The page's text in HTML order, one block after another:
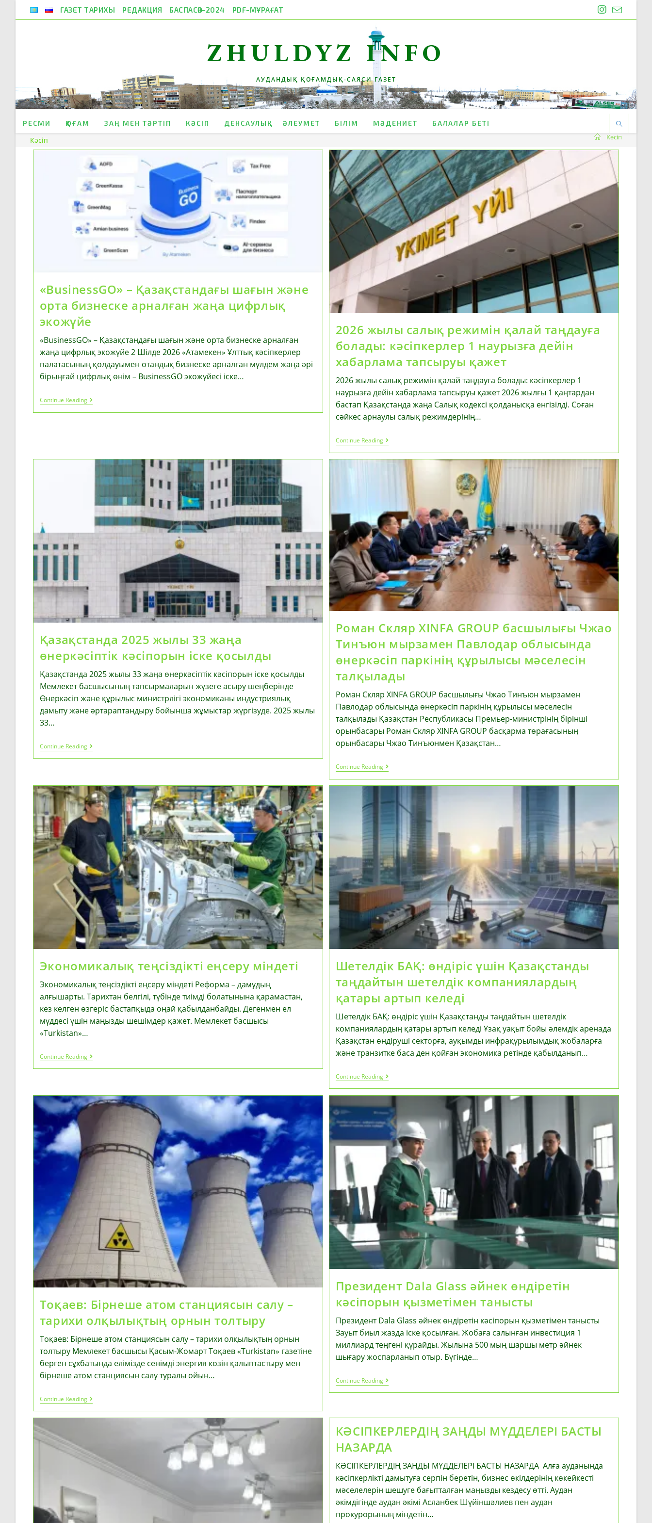
ГАЗЕТ ТАРИХЫ РЕДАКЦИЯ БАСПАСӨЗ-2024 PDF-МҰРАҒАТ
ZHULDYZ INFO
АУДАНДЫҚ ҚОҒАМДЫҚ-САЯСИ ГАЗЕТ
РЕСМИ ҚОҒАМ ЗАҢ МЕН ТӘРТІП КӘСІП ДЕНСАУЛЫҚ ӘЛЕУМЕТ БІЛІМ МӘДЕНИЕТ БАЛАЛАР БЕТІ
Кәсіп Кәсіп
«BusinessGO» – Қазақстандағы шағын және
орта бизнеске арналған жаңа цифрлық
экожүйе
«BusinessGO» – Қазақстандағы шағын және орта бизнеске арналған
жаңа цифрлық экожүйе 2 Шілде 2026 «Атамекен» Ұлттық кәсіпкерлер
палатасының қолдауымен отандық бизнеске арналған мүлдем жаңа әрі
бірыңғай цифрлық өнім – BusinessGO экожүйесі іске…
Continue Reading«BusinessGO»
–
Қазақстандағы
Жаңа
Экожүйе
2026 жылы салық режимін қалай таңдауға
болады: кәсіпкерлер 1 наурызға дейін
хабарлама тапсыруы қажет
2026 жылы салық режимін қалай таңдауға болады: кәсіпкерлер 1
наурызға дейін хабарлама тапсыруы қажет 2026 жылғы 1 қаңтардан
бастап Қазақстанда жаңа Салық кодексі қолданысқа енгізілді. Соған
сәйкес арнаулы салық режимдерінің…
Continue Reading2026
Жылы
Салық
Наурызға
Дейін
Хабарлама
Тапсыруы
Қажет
Қазақстанда 2025 жылы 33 жаңа
өнеркәсіптік кәсіпорын іске қосылды
Қазақстанда 2025 жылы 33 жаңа өнеркәсіптік кәсіпорын іске қосылды
Мемлекет басшысының тапсырмаларын жүзеге асыру шеңберінде
Өнеркәсіп және құрылыс министрлігі экономиканы индустриялық
дамыту және әртараптандыру бойынша жұмыстар жүргізуде. 2025 жылы
33…
Continue ReadingҚазақстанда
2025
Жылы
Өнеркәсіптік
Кәсіпорын
Іске
Қосылды
Роман Скляр XINFA GROUP басшылығы Чжао
Тинъюн мырзамен Павлодар облысында
өнеркәсіп паркінің құрылысы мәселесін
талқылады
Роман Скляр XINFA GROUP басшылығы Чжао Тинъюн мырзамен
Павлодар облысында өнеркәсіп паркінің құрылысы мәселесін
талқылады Қазақстан Республикасы Премьер-министрінің бірінші
орынбасары Роман Скляр XINFA GROUP басқарма төрағасының
орынбасары Чжао Тинъюнмен Қазақстан…
Continue ReadingРоман
Скляр
XINFA
Чжао
Тинъюн
Облысында
Өнеркәсіп
Паркінің
Құрылысы
Мәселесін
Талқылады
Экономикалық теңсіздікті еңсеру міндеті
Экономикалық теңсіздікті еңсеру міндеті Реформа – дамудың
алғышарты. Тарихтан белгілі, түбінде тиімді болатынына қарамастан,
кез келген өзгеріс бастапқыда оңай қабылданбайды. Дегенмен ел
мүддесі үшін маңызды шешімдер қажет. Мемлекет басшысы
«Turkistan»…
Continue ReadingЭкономикалық
Теңсіздікті
Еңсеру
Шетелдік БАҚ: өндіріс үшін Қазақстанды
таңдайтын шетелдік компаниялардың
қатары артып келеді
Шетелдік БАҚ: өндіріс үшін Қазақстанды таңдайтын шетелдік
компаниялардың қатары артып келеді Ұзақ уақыт бойы әлемдік аренада
Қазақстан өндіруші секторға, ауқымды инфрақұрылымдық жобаларға
және транзитке баса ден қойған экономика ретінде қабылданып…
Continue ReadingШетелдік
БАҚ:
Өндіріс
Қазақстанды
Таңдайтын
Шетелдік
Компаниялардың
Қатары
Артып
Келеді
Тоқаев: Бірнеше атом станциясын салу –
тарихи олқылықтың орнын толтыру
Тоқаев: Бірнеше атом станциясын салу – тарихи олқылықтың орнын
толтыру Мемлекет басшысы Қасым-Жомарт Тоқаев «Turkistan» газетіне
берген сұхбатында елімізде сенімді энергия көзін қалыптастыру мен
бірнеше атом станциясын салу туралы ойын…
Continue ReadingТоқаев:
Бірнеше
Атом
Олқылықтың
Орнын
Толтыру
Президент Dala Glass әйнек өндіретін
кәсіпорын қызметімен танысты
Президент Dala Glass әйнек өндіретін кәсіпорын қызметімен танысты
Зауыт биыл жазда іске қосылған. Жобаға салынған инвестиция 1
миллиард теңгені құрайды. Жылына 500 мың шаршы метр әйнек
шығару жоспарланып отыр. Бүгінде…
Continue ReadingПрезидент
Dala
Glass
Кәсіпорын
Қызметімен
Танысты
КӘСІПКЕРЛЕРДІҢ ЗАҢДЫ МҮДДЕЛЕРІ БАСТЫ
НАЗАРДА
КӘСІПКЕРЛЕРДІҢ ЗАҢДЫ МҮДДЕЛЕРІ БАСТЫ НАЗАРДА Алға ауданында
кәсіпкерлікті дамытуға серпін беретін, бизнес өкілдерінің көкейкесті
мәселелерін шешуге бағытталған маңызды кездесу өтті. Аудан
әкімдігінде аудан әкімі Асланбек Шүйіншәлиев пен аудан
прокурорының міндетін…